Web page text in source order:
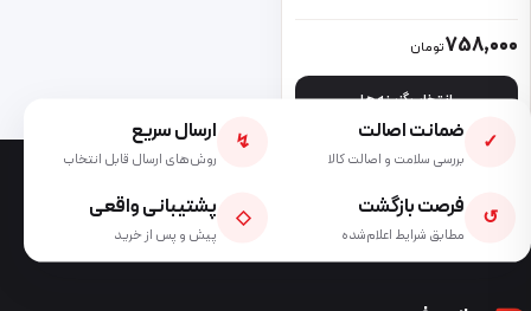
758,000تومان
انتخاب گزینه ها
این محصول دارای انواع مختلفی می باشد. گزینه ها ممکن است در
✓ ضمانت اصالت
بررسی سلامت و اصالت کالا
↯ ارسال سریع
روش‌های ارسال قابل انتخاب
↺ فرصت بازگشت
مطابق شرایط اعلام‌شده
◇ پشتیبانی واقعی
پیش و پس از خرید